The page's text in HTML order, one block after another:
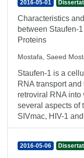
2016-05-01
Characteristics
between Staufen-
Proteins
Mostafa, Saeed
Staufen-1 is a
RNA transport
retroviral RNA into
several aspects of
SIVmac, HIV-1 and
2016-05-06